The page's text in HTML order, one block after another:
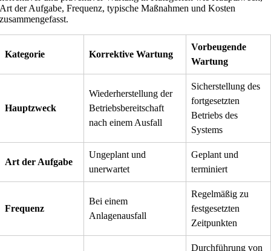
Art der Aufgabe, Frequenz, typische Maßnahmen und Kosten
zusammengefasst.
Kategorie Korrektive Wartung
Vorbeugende
Wartung
Hauptzweck
Wiederherstellung der
Betriebsbereitschaft
nach einem Ausfall
Sicherstellung des
fortgesetzten
Betriebs des
Systems
Art der Aufgabe
Ungeplant und
unerwartet
Geplant und
terminiert
Frequenz
Bei einem
Anlagenausfall
Regelmäßig zu
festgesetzten
Zeitpunkten
Durchführung von